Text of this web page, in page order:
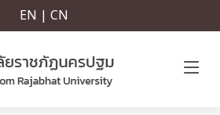
EN | CN